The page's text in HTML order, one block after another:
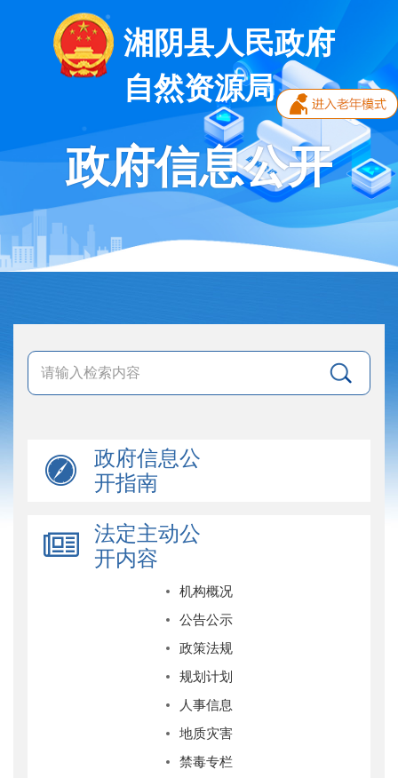
湘阴县人民政府
自然资源局
政府信息公开
政府信息公
开指南
法定主动公
开内容
机构概况
公告公示
政策法规
规划计划
人事信息
地质灾害
禁毒专栏